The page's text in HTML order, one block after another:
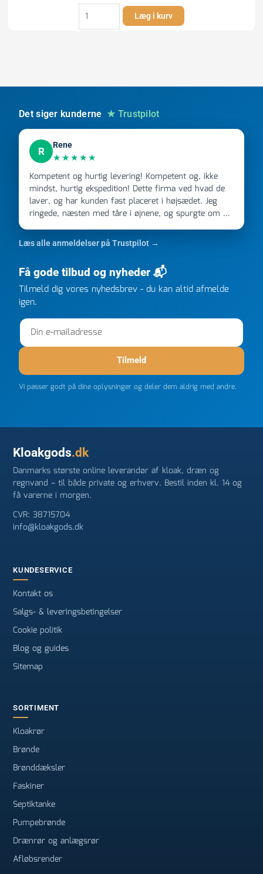
VR
Kobling
til
mm
Læg i kurv
Det siger kunderne ★ Trustpilot
R
Rene
★★★★★
Kompetent og hurtig levering! Kompetent og, ikke
mindst, hurtig ekspedition! Dette firma ved hvad de
laver, og har kunden fast placeret i højsædet. Jeg
ringede, næsten med tåre i øjnene, og spurgte om de
kunne overholde en 2 måneder gammel aftale. Jeg
ringede onsdag kl 16, og min store ordre kom dagen
efter kl 6.45! Kan slet ikke få armene ned, og næste
gang jeg skal bruge noget, vil jeg ringe til dem
FØRST. De varmeste og venligste hilsner fra Rene
Læs alle anmeldelser på Trustpilot →
Få gode tilbud og nyheder 📬
Tilmeld dig vores nyhedsbrev - du kan altid afmelde
igen.
Tilmeld
Vi passer godt på dine oplysninger og deler dem aldrig med andre.
Kloakgods.dk
Danmarks største online leverandør af kloak, dræn og
regnvand – til både private og erhverv. Bestil inden kl. 14 og
få varerne i morgen.
CVR: 38715704
info@kloakgods.dk
KUNDESERVICE
Kontakt os
Salgs- & leveringsbetingelser
Cookie politik
Blog og guides
Sitemap
SORTIMENT
Kloakrør
Brønde
Brønddæksler
Faskiner
Septiktanke
Pumpebrønde
Drænrør og anlægsrør
Afløbsrender